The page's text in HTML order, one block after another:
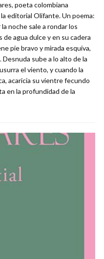
poeta colombiana
editorial Olifante. Un poema:
la noche sale a rondar los
de agua dulce y en su cadera
pie bravo y mirada esquiva,
sube a lo alto de la
el viento, y cuando la
acaricia su vientre fecundo
en la profundidad de la